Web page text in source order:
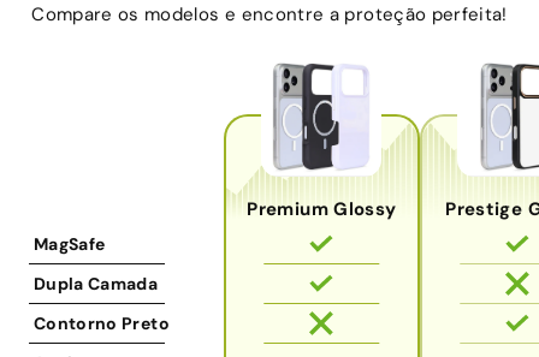
Compare os modelos e encontre a proteção perfeita!
Premium Glossy Prestige
MagSafe
Dupla Camada
Contorno Preto